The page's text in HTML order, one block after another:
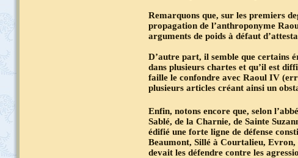
Remarquons que, sur les premiers
propagation de l’anthroponyme
arguments de poids à défaut
D’autre part, il semble que certains
dans plusieurs chartes et qu’il est
faille le confondre avec Raoul IV
plusieurs articles créant ainsi un
Enfin, notons encore que, selon
Sablé, de la Charnie, de Sainte
édifié une forte ligne de défense
Beaumont, Sillé à Courtalieu, Evron,
devait les défendre contre les